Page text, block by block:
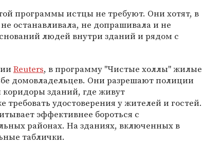
программы истцы не требуют. Они хотят, в
останавливала, не допрашивала и не
людей внутри зданий и рядом с
Reuters, в программу "Чистые холлы" жилые
домовладельцев. Они разрешают полиции
зданий, где живут
удостоверения у жителей и гостей.
эффективнее бороться с
районах. На зданиях, включенных в
таблички.